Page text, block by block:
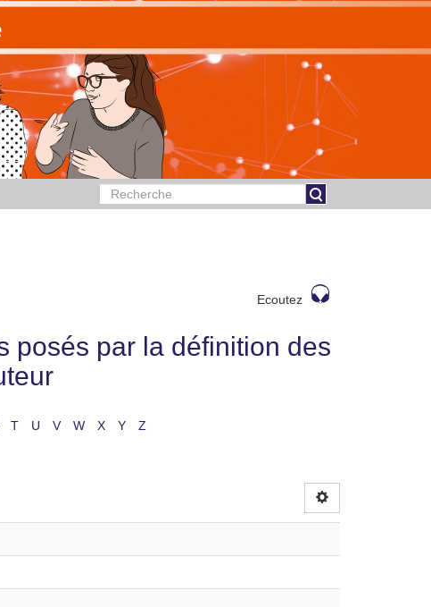
Ecoutez
posés par la définition des
T U V W X Y Z